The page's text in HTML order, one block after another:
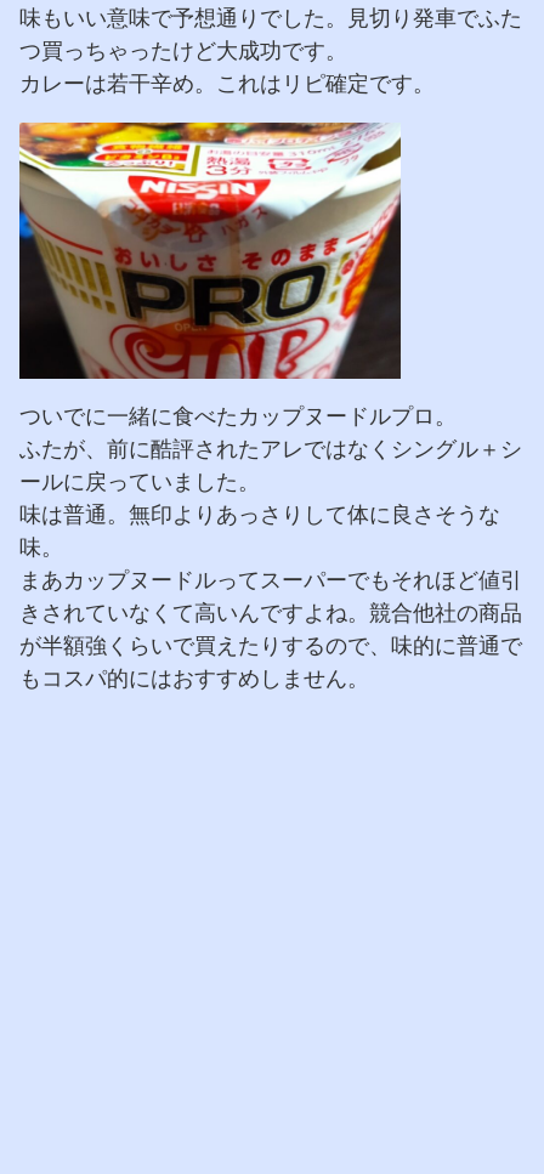
味もいい意味で予想通りでした。見切り発車でふた
つ買っちゃったけど大成功です。
カレーは若干辛め。これはリピ確定です。
ついでに一緒に食べたカップヌードルプロ。
ふたが、前に酷評されたアレではなくシングル＋シ
ールに戻っていました。
味は普通。無印よりあっさりして体に良さそうな
味。
まあカップヌードルってスーパーでもそれほど値引
きされていなくて高いんですよね。競合他社の商品
が半額強くらいで買えたりするので、味的に普通で
もコスパ的にはおすすめしません。